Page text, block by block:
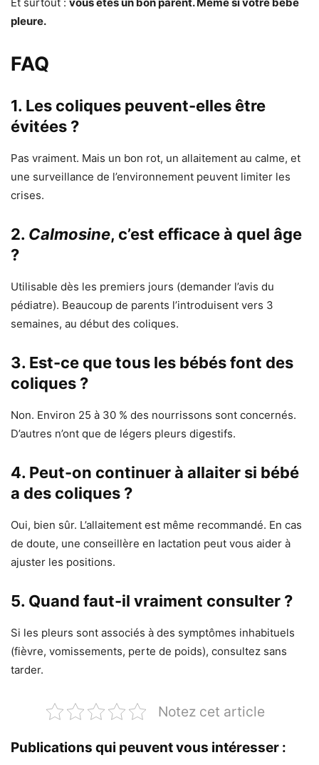
pleure.
FAQ
1. Les coliques peuvent-elles être
évitées ?
Pas vraiment. Mais un bon rot, un allaitement au calme, et
une surveillance de l’environnement peuvent limiter les
crises.
2. Calmosine, c’est efficace à quel âge
?
Utilisable dès les premiers jours (demander l’avis du
pédiatre). Beaucoup de parents l’introduisent vers 3
semaines, au début des coliques.
3. Est-ce que tous les bébés font des
coliques ?
Non. Environ 25 à 30 % des nourrissons sont concernés.
D’autres n’ont que de légers pleurs digestifs.
4. Peut-on continuer à allaiter si bébé
a des coliques ?
Oui, bien sûr. L’allaitement est même recommandé. En cas
de doute, une conseillère en lactation peut vous aider à
ajuster les positions.
5. Quand faut-il vraiment consulter ?
Si les pleurs sont associés à des symptômes inhabituels
(fièvre, vomissements, perte de poids), consultez sans
tarder.
Notez cet article
Publications qui peuvent vous intéresser :